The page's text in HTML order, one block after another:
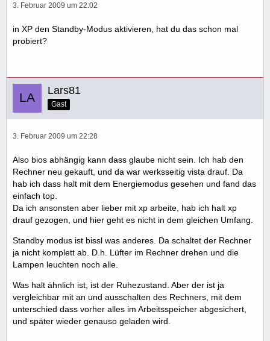
3. Februar 2009 um 22:02
in XP den Standby-Modus aktivieren, hat du das schon mal
probiert?
Lars81
Gast
3. Februar 2009 um 22:28
Also bios abhängig kann dass glaube nicht sein. Ich hab den
Rechner neu gekauft, und da war werksseitig vista drauf. Da
hab ich dass halt mit dem Energiemodus gesehen und fand das
einfach top.
Da ich ansonsten aber lieber mit xp arbeite, hab ich halt xp
drauf gezogen, und hier geht es nicht in dem gleichen Umfang.
Standby modus ist bissl was anderes. Da schaltet der Rechner
ja nicht komplett ab. D.h. Lüfter im Rechner drehen und die
Lampen leuchten noch alle.
Was halt ähnlich ist, ist der Ruhezustand. Aber der ist ja
vergleichbar mit an und ausschalten des Rechners, mit dem
unterschied dass vorher alles im Arbeitsspeicher abgesichert,
und später wieder genauso geladen wird.